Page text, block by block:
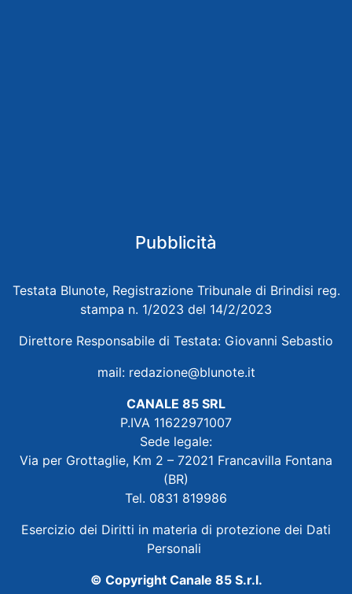
Pubblicità
Testata Blunote, Registrazione Tribunale di Brindisi reg.
stampa n. 1/2023 del 14/2/2023
Direttore Responsabile di Testata: Giovanni Sebastio
mail: redazione@blunote.it
CANALE 85 SRL
P.IVA 11622971007
Sede legale:
Via per Grottaglie, Km 2 – 72021 Francavilla Fontana
(BR)
Tel. 0831 819986
Esercizio dei Diritti in materia di protezione dei Dati
Personali
© Copyright Canale 85 S.r.l.